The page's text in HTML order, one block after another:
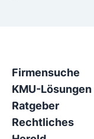
Firmensuche
KMU-Lösungen
Ratgeber
Rechtliches